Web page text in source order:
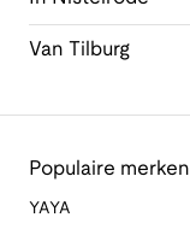
Van Tilburg
Populaire merken
YAYA